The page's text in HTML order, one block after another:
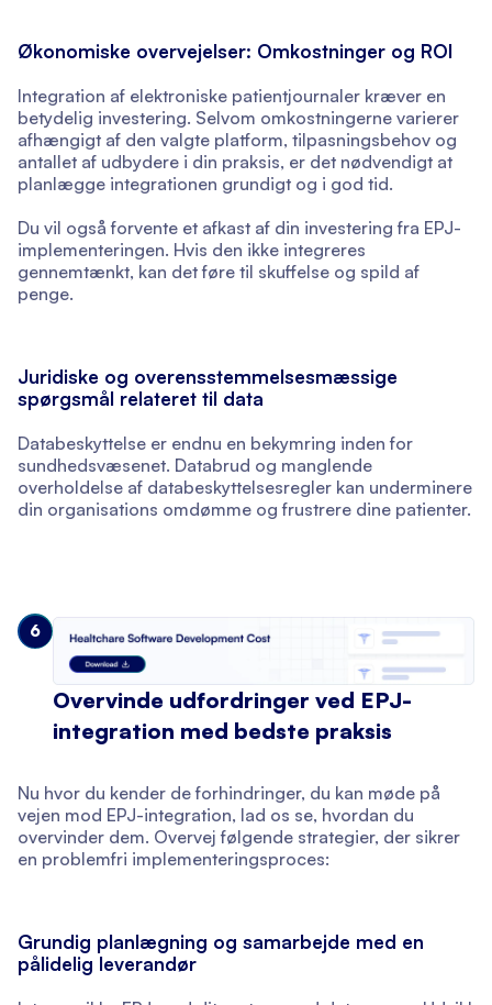
Økonomiske overvejelser: Omkostninger og ROI
Integration af elektroniske patientjournaler kræver en
betydelig investering. Selvom omkostningerne varierer
afhængigt af den valgte platform, tilpasningsbehov og
antallet af udbydere i din praksis, er det nødvendigt at
planlægge integrationen grundigt og i god tid.
Du vil også forvente et afkast af din investering fra EPJ-
implementeringen. Hvis den ikke integreres
gennemtænkt, kan det føre til skuffelse og spild af
penge.
Juridiske og overensstemmelsesmæssige
spørgsmål relateret til data
Databeskyttelse er endnu en bekymring inden for
sundhedsvæsenet. Databrud og manglende
overholdelse af databeskyttelsesregler kan underminere
din organisations omdømme og frustrere dine patienter.
6
Overvinde udfordringer ved EPJ-
integration med bedste praksis
Nu hvor du kender de forhindringer, du kan møde på
vejen mod EPJ-integration, lad os se, hvordan du
overvinder dem. Overvej følgende strategier, der sikrer
en problemfri implementeringsproces:
Grundig planlægning og samarbejde med en
pålidelig leverandør